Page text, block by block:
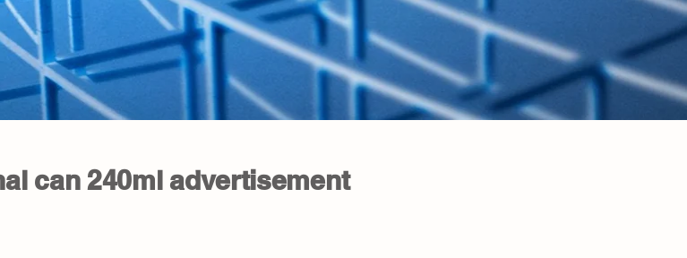
can 240ml advertisement